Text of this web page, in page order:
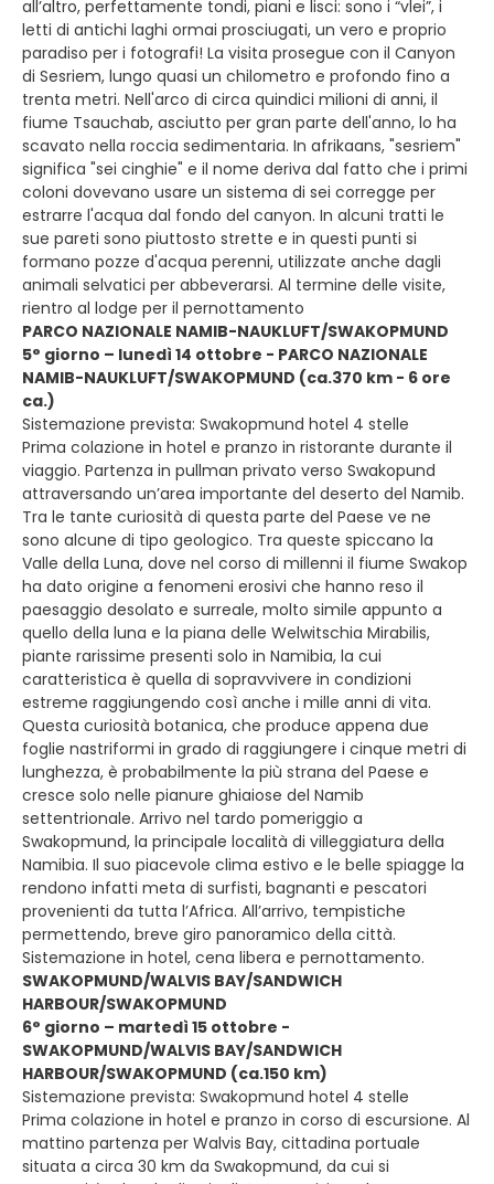
all’altro, perfettamente tondi, piani e lisci: sono i “vlei”, i
letti di antichi laghi ormai prosciugati, un vero e proprio
paradiso per i fotografi! La visita prosegue con il Canyon
di Sesriem, lungo quasi un chilometro e profondo fino a
trenta metri. Nell'arco di circa quindici milioni di anni, il
fiume Tsauchab, asciutto per gran parte dell'anno, lo ha
scavato nella roccia sedimentaria. In afrikaans, "sesriem"
significa "sei cinghie" e il nome deriva dal fatto che i primi
coloni dovevano usare un sistema di sei corregge per
estrarre l'acqua dal fondo del canyon. In alcuni tratti le
sue pareti sono piuttosto strette e in questi punti si
formano pozze d'acqua perenni, utilizzate anche dagli
animali selvatici per abbeverarsi. Al termine delle visite,
rientro al lodge per il pernottamento
PARCO NAZIONALE NAMIB-NAUKLUFT/SWAKOPMUND
5° giorno – lunedì 14 ottobre - PARCO NAZIONALE
NAMIB-NAUKLUFT/SWAKOPMUND (ca.370 km - 6 ore
ca.)
Sistemazione prevista: Swakopmund hotel 4 stelle
Prima colazione in hotel e pranzo in ristorante durante il
viaggio. Partenza in pullman privato verso Swakopund
attraversando un’area importante del deserto del Namib.
Tra le tante curiosità di questa parte del Paese ve ne
sono alcune di tipo geologico. Tra queste spiccano la
Valle della Luna, dove nel corso di millenni il fiume Swakop
ha dato origine a fenomeni erosivi che hanno reso il
paesaggio desolato e surreale, molto simile appunto a
quello della luna e la piana delle Welwitschia Mirabilis,
piante rarissime presenti solo in Namibia, la cui
caratteristica è quella di sopravvivere in condizioni
estreme raggiungendo così anche i mille anni di vita.
Questa curiosità botanica, che produce appena due
foglie nastriformi in grado di raggiungere i cinque metri di
lunghezza, è probabilmente la più strana del Paese e
cresce solo nelle pianure ghiaiose del Namib
settentrionale. Arrivo nel tardo pomeriggio a
Swakopmund, la principale località di villeggiatura della
Namibia. Il suo piacevole clima estivo e le belle spiagge la
rendono infatti meta di surfisti, bagnanti e pescatori
provenienti da tutta l’Africa. All’arrivo, tempistiche
permettendo, breve giro panoramico della città.
Sistemazione in hotel, cena libera e pernottamento.
SWAKOPMUND/WALVIS BAY/SANDWICH
HARBOUR/SWAKOPMUND
6° giorno – martedì 15 ottobre -
SWAKOPMUND/WALVIS BAY/SANDWICH
HARBOUR/SWAKOPMUND (ca.150 km)
Sistemazione prevista: Swakopmund hotel 4 stelle
Prima colazione in hotel e pranzo in corso di escursione. Al
mattino partenza per Walvis Bay, cittadina portuale
situata a circa 30 km da Swakopmund, da cui si